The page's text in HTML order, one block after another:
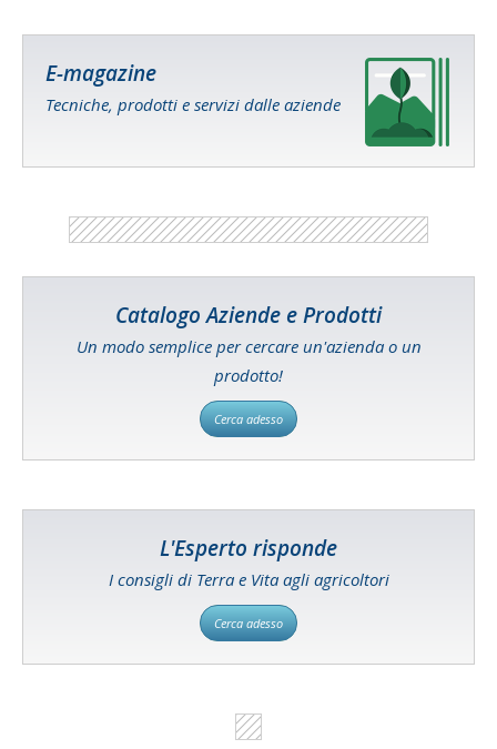
E-magazine
Tecniche, prodotti e servizi dalle aziende
Catalogo Aziende e Prodotti
Un modo semplice per cercare un'azienda o un
prodotto!
Cerca adesso
L'Esperto risponde
I consigli di Terra e Vita agli agricoltori
Cerca adesso